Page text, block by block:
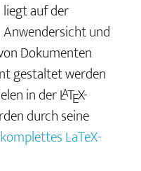
liegt auf der
Anwendersicht und
Dokumenten
gestaltet werden
in derL
ATEX-
durch seine
LaTeX-